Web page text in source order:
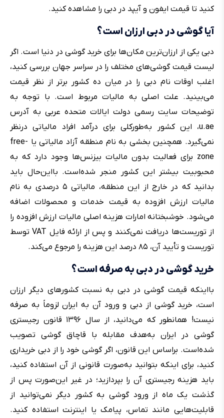
کنید تا قیمت ایفون و آیپد در دبی را مشاهده کنید.
آیا گوشی در دبی ارزان است؟
دبی یکی از ارزان‌ترین مکان‌ها برای خرید گوشی در دنیا است. اگر
لیست قیمت گوشی‌های مختلف را در سراسر جهان بررسی کنید،
اغلب اوقات نام دبی را در میان ده کشور برتر از نظر قیمت
می‌بینید. علت اصلی به مالیات مربوط است. با توجه به
توضیحات سایت رسمی دولت ایالات متحده عربی به آدرس
u.ae، این کشور به‌طورکلی برای درآمد افراد مالیاتی درنظر
نمی‌گیرد. همچنین بخشی به نام منطقه آزاد مالیاتی یا free-
zone برای فعالیت بدون مالیات بیزنس‌ها وجود دارد که به
محبوبیت بیشتر این کشور منجر شده‌است. بااین‌حال باید
بدانید که در خارج از این منطقه، مالیاتی ۵ درصدی به نام
مالیات ارزش افزوده به قیمت خدمات و محصولات اضافه
می‌شود. خوشبختانه امارات هزینه اصلی مالیات ارزش افزوده را
از توریست‌ها دریافت نمی‌کنند و پس از ارائه فایل VAT توسط
توریست و تأیید آن، ۸۵ درصد این هزینه را مرجوع می‌کند.
خرید گوشی در دبی به صرفه است؟
بااینکه قیمت گوشی در دبی به نسبت کشورهای دیگر ارزان
است، خرید گوشی از دبی و ورود آن به ایران لزوماً‌ به صرفه
نیست! همانطور که می‌دانید، از سال ۱۳۹۶ قانون رجیستری
گوشی در ایران به‌هدف مقابله با قاچاق گوشی تصویب
شده‌است. براساس این قانون، اگر گوشی خود را از دبی خریداری
کنید، برای اینکه بتوانید به‌صورت قانونی از آن استفاده کنید،
باید هزینه رجیستری آن را بپردازید؛ در غیر این‌صورت پس از
گذشت یک ماه از ورود گوشی به کشور دیگر نمی‌توانید از
قابلیت‌هایی مانند تماس، پیامک یا اینترنت استفاده کنید.